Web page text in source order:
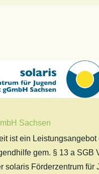
Sachsen
ist ein Leistungsangebot
gem. § 13 a SGB
solaris Förderzentrum für